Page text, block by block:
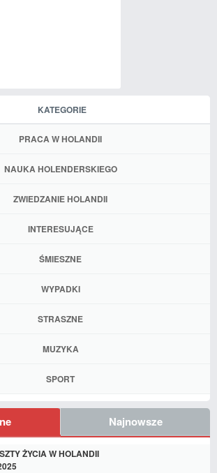
KATEGORIE
PRACA W HOLANDII
NAUKA HOLENDERSKIEGO
ZWIEDZANIE HOLANDII
INTERESUJĄCE
ŚMIESZNE
WYPADKI
STRASZNE
MUZYKA
SPORT
Najnowsze
ŻYCIA W HOLANDII